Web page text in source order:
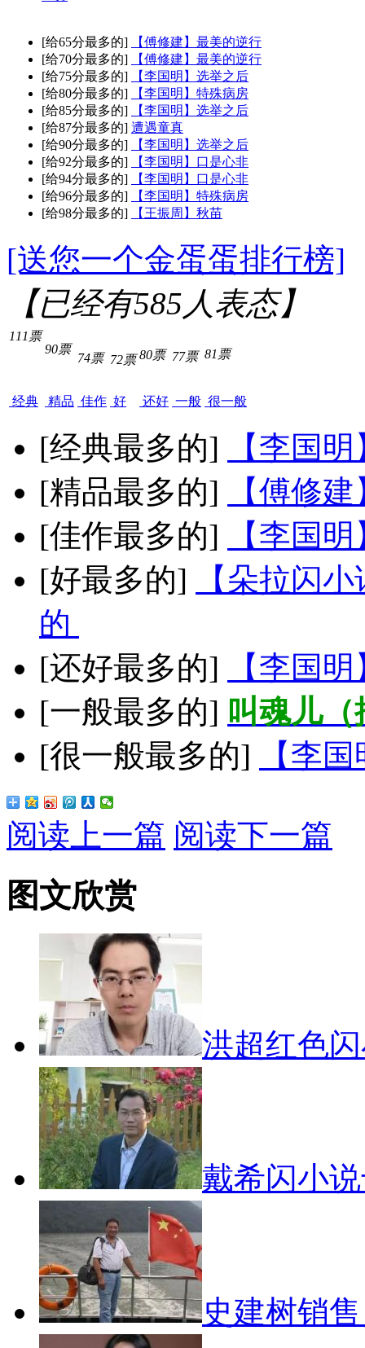
[给65分最多的]
【傅修建】最美的逆行
[给70分最多的]
【傅修建】最美的逆行
[给75分最多的]
【李国明】选举之后
[给80分最多的]
【李国明】特殊病房
[给85分最多的]
【李国明】选举之后
[给87分最多的] 遭遇童真
[给90分最多的]
【李国明】选举之后
[给92分最多的]
【李国明】口是心非
[给94分最多的]
【李国明】口是心非
[给96分最多的]
【李国明】特殊病房
[给98分最多的]
【王振周】秋苗
[送您一个金蛋蛋排行榜]
【已经有585人表态】
111票
经典
90票
精品
74票
佳作
72票
好
80票
还好
77票
一般
81票
很一般
[经典最多的]
【李国
[精品最多的]
【傅修
[佳作最多的]
【李国
[好最多的]
【朵拉闪
的
[还好最多的]
【李国
[一般最多的] 叫魂儿
[很一般最多的]
【李
阅读上一篇 阅读下一篇
图文欣赏
洪超红色
戴希闪小
史建树销